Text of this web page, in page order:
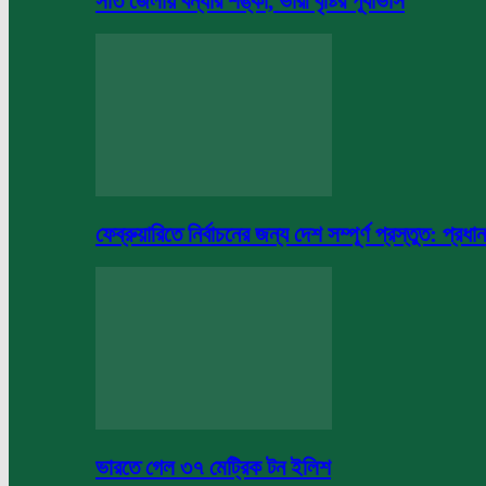
ফেব্রুয়ারিতে নির্বাচনের জন্য দেশ সম্পূর্ণ প্রস্তুত: প্রধান
ভারতে গেল ৩৭ মেট্রিক টন ইলিশ